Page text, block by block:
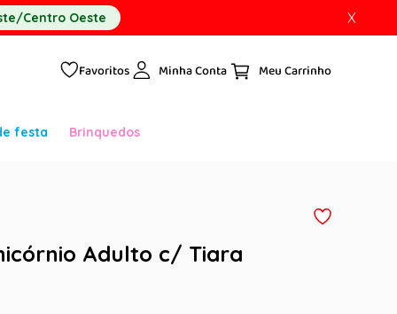
Centro Oeste X
Favoritos Minha Conta
festa Brinquedos
Adulto c/ Tiara